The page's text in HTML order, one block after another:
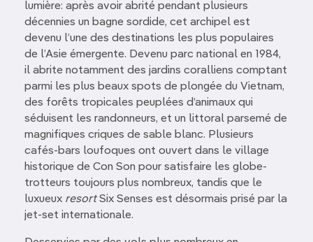
lumière: après avoir abrité pendant plusieurs
décennies un bagne sordide, cet archipel est
devenu l’une des destinations les plus populaires
de l’Asie émergente. Devenu parc national en 1984,
il abrite notamment des jardins coralliens comptant
parmi les plus beaux spots de plongée du Vietnam,
des forêts tropicales peuplées d’animaux qui
séduisent les randonneurs, et un littoral parsemé de
magnifiques criques de sable blanc. Plusieurs
cafés-bars loufoques ont ouvert dans le village
historique de Con Son pour satisfaire les globe-
trotteurs toujours plus nombreux, tandis que le
luxueux resortSix Senses est désormais prisé par la
jet-set internationale.